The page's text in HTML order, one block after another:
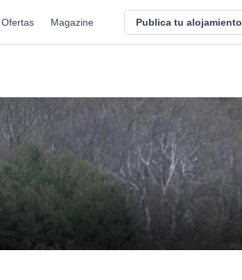
Ofertas Magazine Publica tu alojamiento